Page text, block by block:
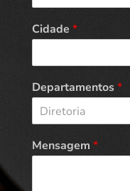
Cidade *
Departamentos*
Diretoria
Mensagem *